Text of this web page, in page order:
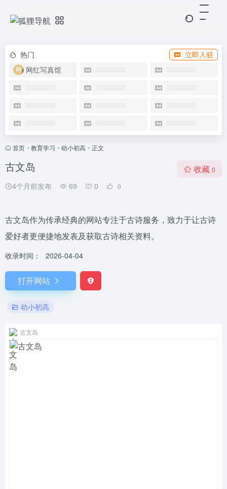
热门
立即入驻
网红写真馆
首页 • 教育学习 • 幼小初高 • 正文
古文岛
4个月前发布 69 0 0
收藏 0
古文岛作为传承经典的网站专注于古诗服务，致力于让古诗
爱好者更便捷地发表及获取古诗相关资料。
收录时间： 2026-04-04
打开网站
幼小初高
古文岛